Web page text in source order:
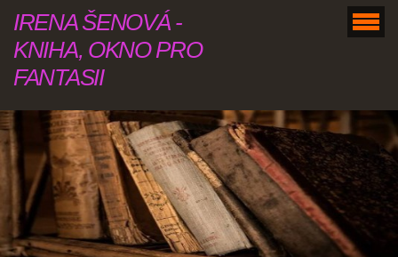
IRENA ŠENOVÁ -
KNIHA, OKNO PRO
FANTASII